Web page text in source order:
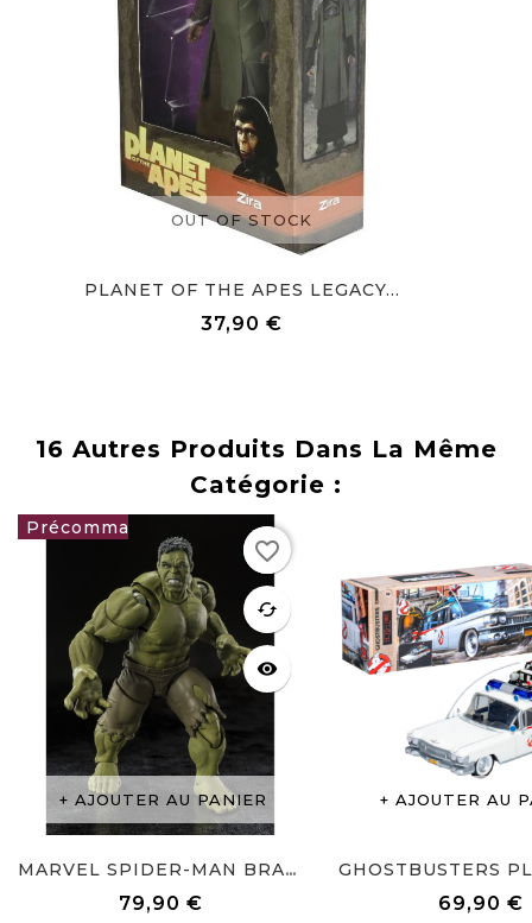
OUT OF STOCK
PLANET OF THE APES LEGACY...
37,90 €
16 Autres Produits Dans La Même
Catégorie :
AJOUTER AU PANIER
favorite
cached
visibility
MARVEL SPIDER-MAN BRAND NEW...
79,90 €
favorite_border
AJOUTER AU
69,90 €